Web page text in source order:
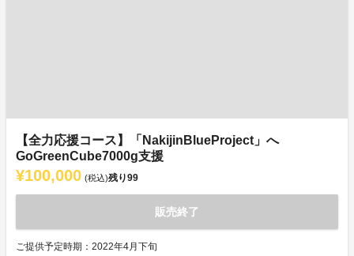
【全力応援コース】「NakijinBlueProject」へ
GoGreenCube7000g支援
¥100,000 (税込)残り99
販売終了
ご提供予定時期：2022年4月下旬